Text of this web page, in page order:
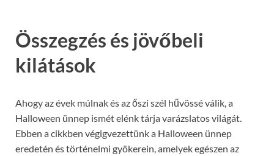
Összegzés és jövőbeli
kilátások
Ahogy az évek múlnak és az őszi szél hűvössé válik, a
Halloween ünnep ismét elénk tárja varázslatos világát.
Ebben a cikkben végigvezettünk a Halloween ünnep
eredetén és történelmi gyökerein, amelyek egészen az